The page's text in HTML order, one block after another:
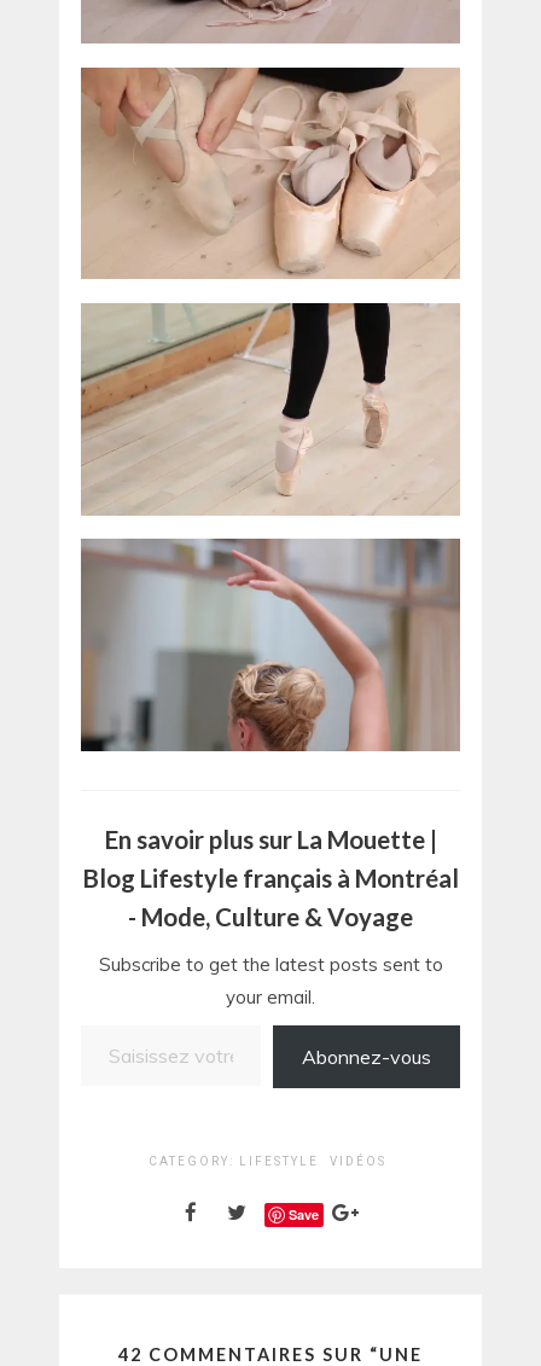
En savoir plus sur La Mouette |
Blog Lifestyle français à Montréal
- Mode, Culture & Voyage
Subscribe to get the latest posts sent to
your email.
Abonnez-vous
CATEGORY: LIFESTYLE VIDÉOS
Save
42 COMMENTAIRES SUR “UNE